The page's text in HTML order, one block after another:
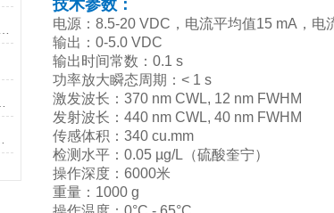
技术参数：
电源：8.5-20 VDC，电流平均值15 mA，电
输出：0-5.0 VDC
输出时间常数：0.1 s
功率放大瞬态周期：< 1 s
激发波长：370 nm CWL, 12 nm FWHM
发射波长：440 nm CWL, 40 nm FWHM
传感体积：340 cu.mm
检测水平：0.05 µg/L（硫酸奎宁）
操作深度：6000米
重量：1000 g